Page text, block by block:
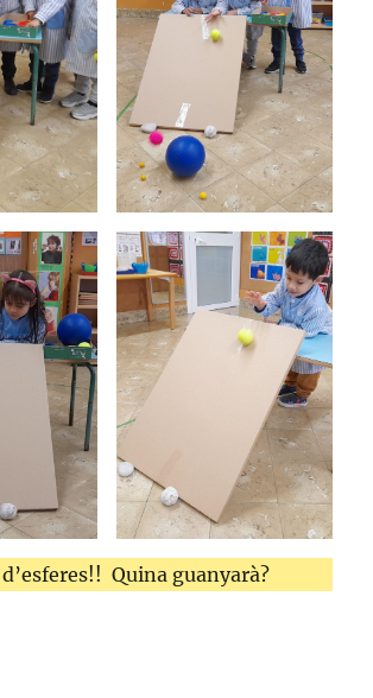
d’esferes!! Quina guanyarà?